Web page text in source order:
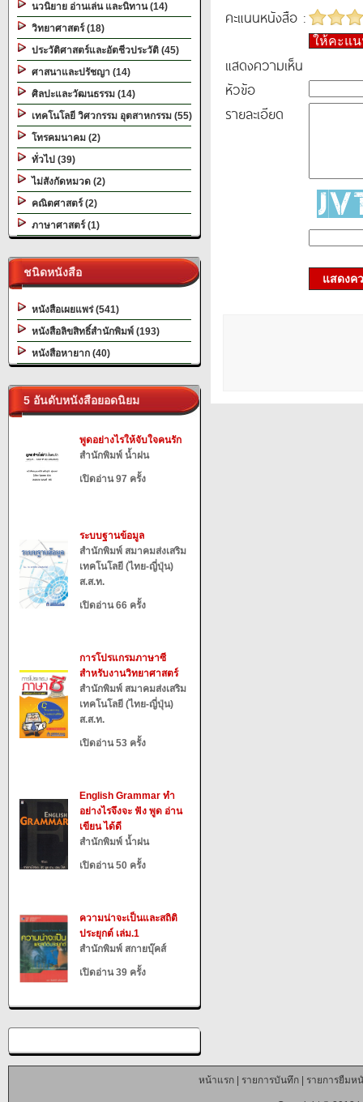
นวนิยาย อ่านเล่น และนิทาน (14)
วิทยาศาสตร์ (18)
ประวัติศาสตร์และอัตชีวประวัติ (45)
ศาสนาและปรัชญา (14)
ศิลปะและวัฒนธรรม (14)
เทคโนโลยี วิศวกรรม อุตสาหกรรม (55)
โทรคมนาคม (2)
ทั่วไป (39)
ไม่สังกัดหมวด (2)
คณิตศาสตร์ (2)
ภาษาศาสตร์ (1)
ชนิดหนังสือ
หนังสือเผยแพร่ (541)
หนังสือลิขสิทธิ์สำนักพิมพ์ (193)
หนังสือหายาก (40)
5 อันดับหนังสือยอดนิยม
พูดอย่างไรให้จับใจคนรัก
สำนักพิมพ์ น้ำฝน
เปิดอ่าน 97 ครั้ง
ระบบฐานข้อมูล
สำนักพิมพ์ สมาคมส่งเสริม
เทคโนโลยี (ไทย-ญี่ปุ่น)
ส.ส.ท.
เปิดอ่าน 66 ครั้ง
การโปรแกรมภาษาซี
สำหรับงานวิทยาศาสตร์
สำนักพิมพ์ สมาคมส่งเสริม
เทคโนโลยี (ไทย-ญี่ปุ่น)
ส.ส.ท.
เปิดอ่าน 53 ครั้ง
English Grammar ทำ
อย่างไรจึงจะ ฟัง พูด อ่าน
เขียน ได้ดี
สำนักพิมพ์ น้ำฝน
เปิดอ่าน 50 ครั้ง
ความน่าจะเป็นและสถิติ
ประยุกต์ เล่ม.1
สำนักพิมพ์ สกายบุ๊คส์
เปิดอ่าน 39 ครั้ง
คะแนนหนังสือ :
ให้คะแ
แสดงความเห็น
หัวข้อ
รายละเอียด
แสดงค
หน้าแรก| รายการบันทึก| รายการยืมห